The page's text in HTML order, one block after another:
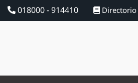
018000 - 914410 Directorio